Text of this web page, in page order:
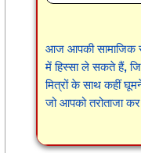
आज आपकी सामाजिक
में हिस्सा ले सकते हैं,
मित्रों के साथ कहीं
जो आपको तरोताजा कर